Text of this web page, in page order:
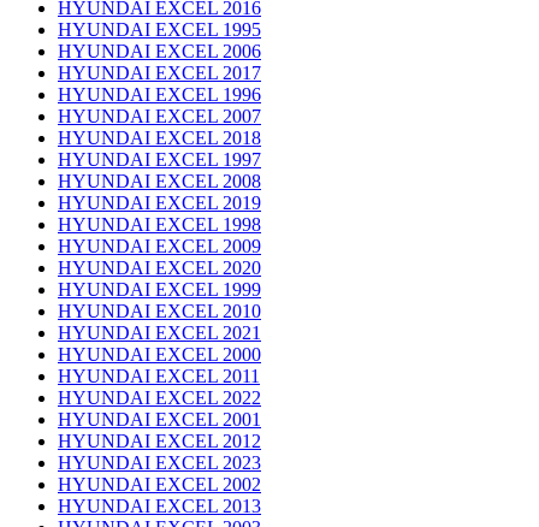
HYUNDAI EXCEL 2016
HYUNDAI EXCEL 1995
HYUNDAI EXCEL 2006
HYUNDAI EXCEL 2017
HYUNDAI EXCEL 1996
HYUNDAI EXCEL 2007
HYUNDAI EXCEL 2018
HYUNDAI EXCEL 1997
HYUNDAI EXCEL 2008
HYUNDAI EXCEL 2019
HYUNDAI EXCEL 1998
HYUNDAI EXCEL 2009
HYUNDAI EXCEL 2020
HYUNDAI EXCEL 1999
HYUNDAI EXCEL 2010
HYUNDAI EXCEL 2021
HYUNDAI EXCEL 2000
HYUNDAI EXCEL 2011
HYUNDAI EXCEL 2022
HYUNDAI EXCEL 2001
HYUNDAI EXCEL 2012
HYUNDAI EXCEL 2023
HYUNDAI EXCEL 2002
HYUNDAI EXCEL 2013